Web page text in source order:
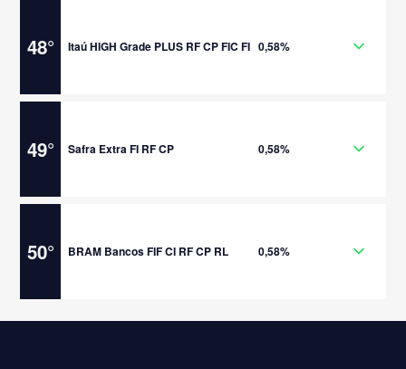
48° Itaú HIGH Grade PLUS RF CP FIC FI 0,58%
49° Safra Extra FI RF CP 0,58%
50° BRAM Bancos FIF CI RF CP RL 0,58%